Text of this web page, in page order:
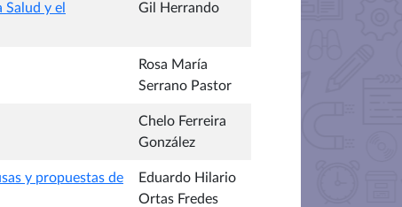
y el
Gil Herrando
Rosa María
Serrano Pastor
Chelo Ferreira
González
y propuestas de
Eduardo Hilario
Ortas Fredes